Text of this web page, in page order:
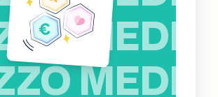
MEDIO
MEDIO